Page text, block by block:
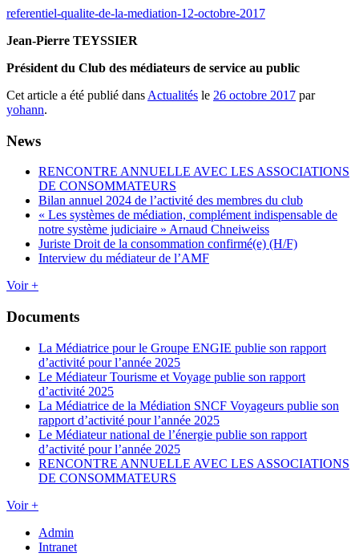
referentiel-qualite-de-la-mediation-12-octobre-2017
Jean-Pierre TEYSSIER
Président du Club des médiateurs de service au public
Cet article a été publié dans Actualités le 26 octobre 2017 par
yohann.
News
RENCONTRE ANNUELLE AVEC LES ASSOCIATIONS
DE CONSOMMATEURS
Bilan annuel 2024 de l’activité des membres du club
« Les systèmes de médiation, complément indispensable de
notre système judiciaire » Arnaud Chneiweiss
Juriste Droit de la consommation confirmé(e) (H/F)
Interview du médiateur de l’AMF
Voir +
Documents
La Médiatrice pour le Groupe ENGIE publie son rapport
d’activité pour l’année 2025
Le Médiateur Tourisme et Voyage publie son rapport
d’activité 2025
La Médiatrice de la Médiation SNCF Voyageurs publie son
rapport d’activité pour l’année 2025
Le Médiateur national de l’énergie publie son rapport
d’activité pour l’année 2025
RENCONTRE ANNUELLE AVEC LES ASSOCIATIONS
DE CONSOMMATEURS
Voir +
Admin
Intranet